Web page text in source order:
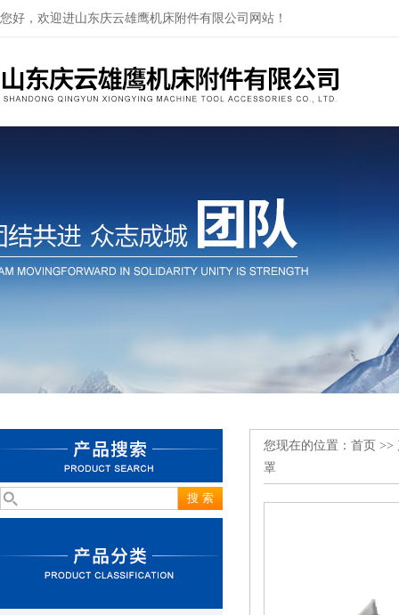
您好，欢迎进山东庆云雄鹰机床附件有限公司网站！
您现在的位置： 首页 >>
罩